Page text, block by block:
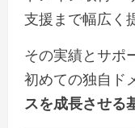
支援まで幅広く
その実績とサポ
初めての独自ド
スを成長させる